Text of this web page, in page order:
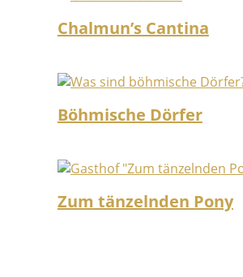
Chalmun’s Cantina
Böhmische Dörfer
Zum tänzelnden Pony